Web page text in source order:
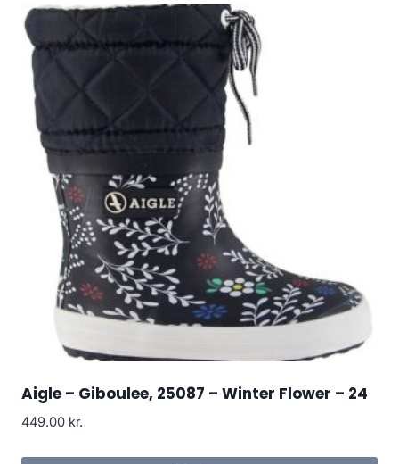
Aigle – Giboulee, 25087 – Winter Flower – 24
449.00 kr.